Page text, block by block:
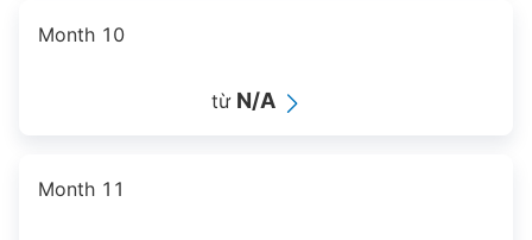
Month 10
từ N/A
Month 11